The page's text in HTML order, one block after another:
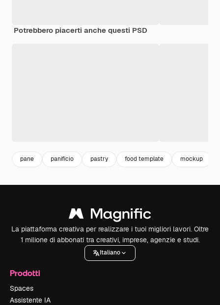
Potrebbero piacerti anche questi PSD
pane panificio pastry food template mockup
La piattaforma creativa per realizzare i tuoi migliori lavori. Oltre
1 milione di abbonati tra creativi, imprese, agenzie e studi.
Italiano
Prodotti
Spaces
Assistente IA